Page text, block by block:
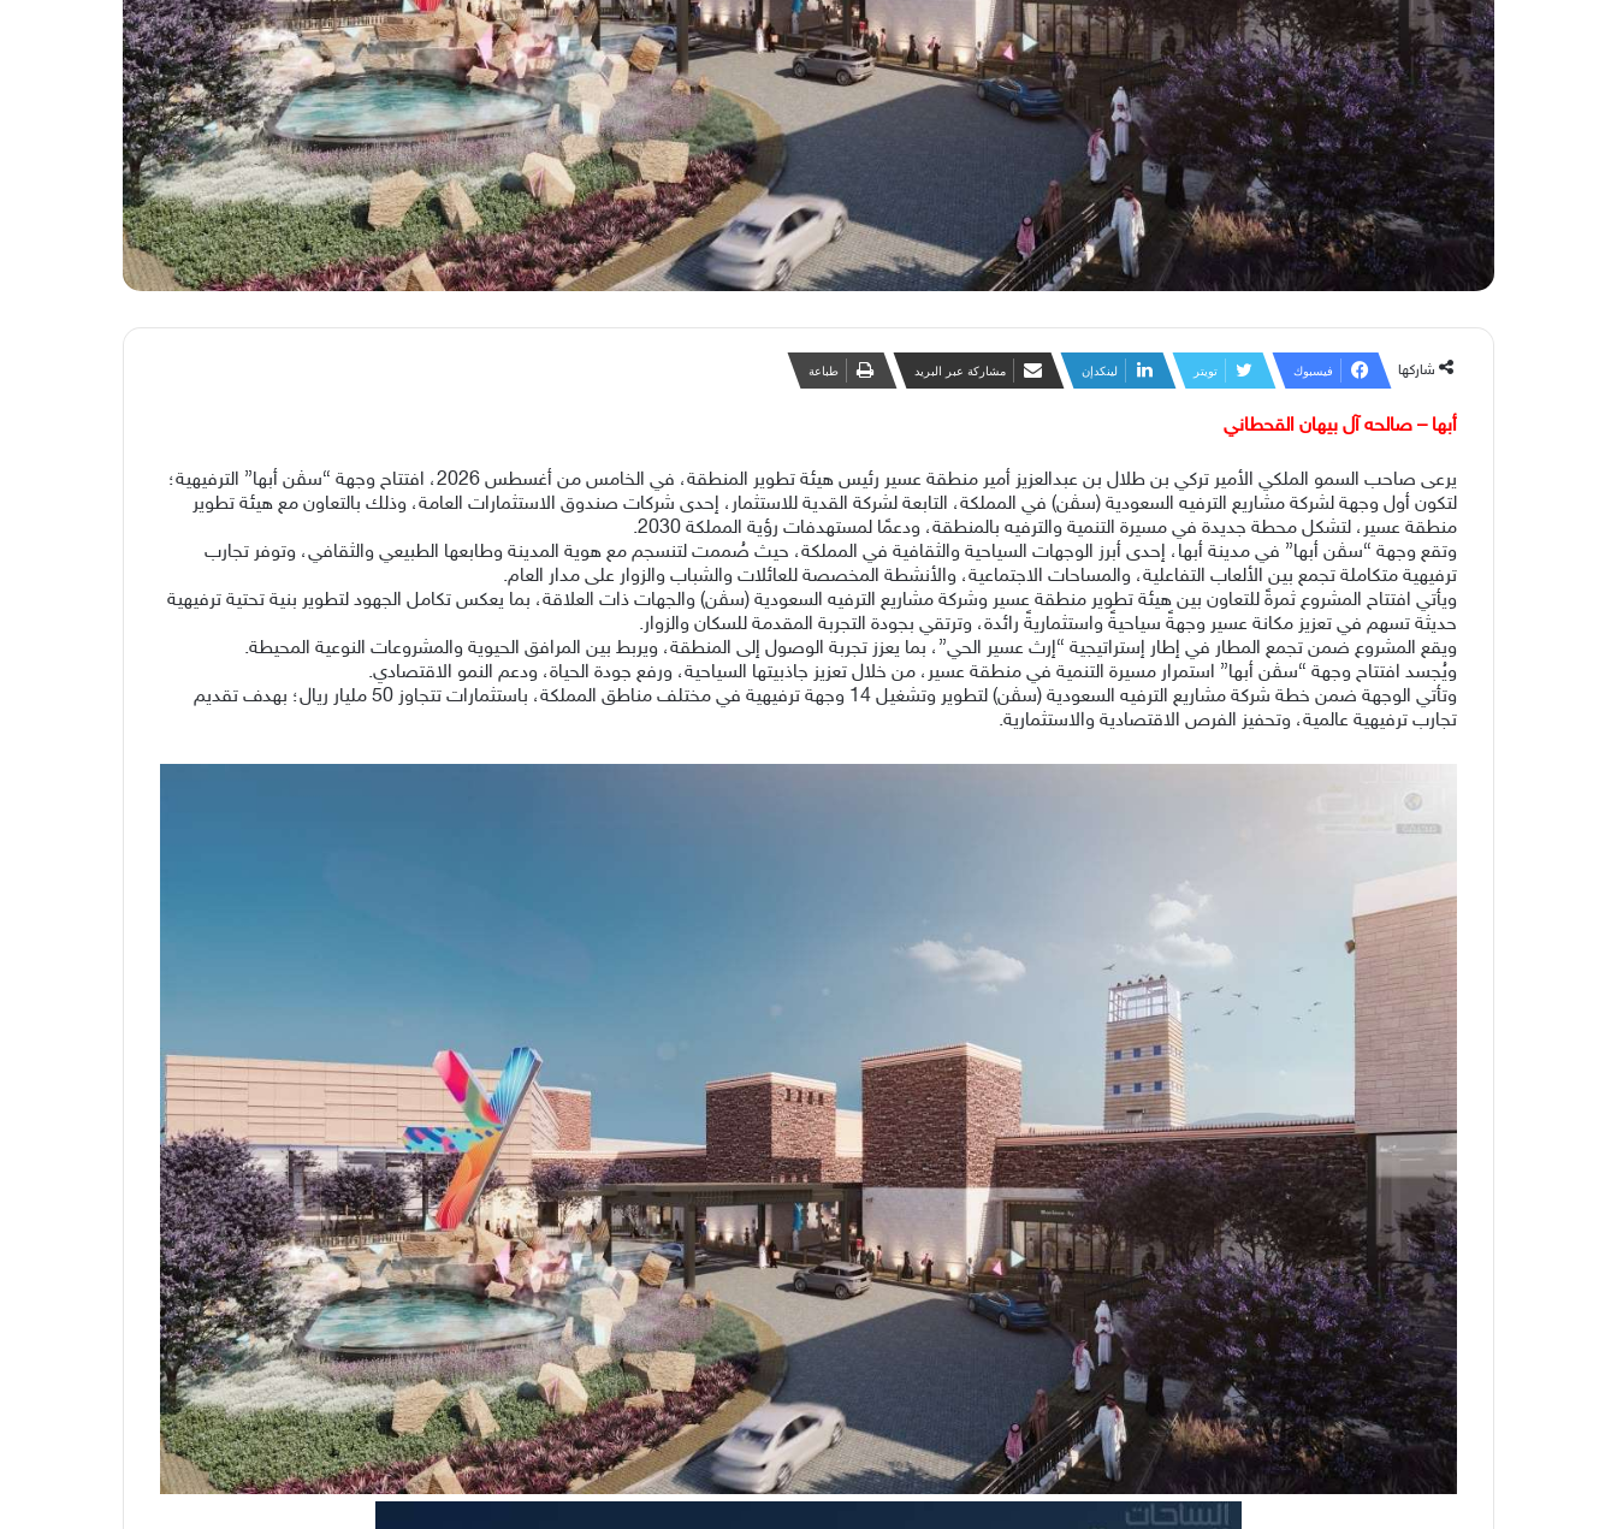
شاركها فيسبوك تويتر لينكدإن مشاركة عبر البريد طباعة
أبها – صالحه آل بيهان القحطاني
يرعى صاحب السمو الملكي الأمير تركي بن طلال بن عبدالعزيز أمير منطقة عسير رئيس هيئة تطوير المنطقة، في الخامس من أغسطس 2026، افتتاح وجهة “سڤن أبها” الترفيهية؛
لتكون أول وجهة لشركة مشاريع الترفيه السعودية (سڤن) في المملكة، التابعة لشركة القدية للاستثمار، إحدى شركات صندوق الاستثمارات العامة، وذلك بالتعاون مع هيئة تطوير
منطقة عسير، لتشكل محطة جديدة في مسيرة التنمية والترفيه بالمنطقة، ودعمًا لمستهدفات رؤية المملكة 2030.
وتقع وجهة “سڤن أبها” في مدينة أبها، إحدى أبرز الوجهات السياحية والثقافية في المملكة، حيث صُممت لتنسجم مع هوية المدينة وطابعها الطبيعي والثقافي، وتوفر تجارب
ترفيهية متكاملة تجمع بين الألعاب التفاعلية، والمساحات الاجتماعية، والأنشطة المخصصة للعائلات والشباب والزوار على مدار العام.
ويأتي افتتاح المشروع ثمرةً للتعاون بين هيئة تطوير منطقة عسير وشركة مشاريع الترفيه السعودية (سڤن) والجهات ذات العلاقة، بما يعكس تكامل الجهود لتطوير بنية تحتية ترفيهية
حديثة تسهم في تعزيز مكانة عسير وجهةً سياحيةً واستثماريةً رائدة، وترتقي بجودة التجربة المقدمة للسكان والزوار.
ويقع المشروع ضمن تجمع المطار في إطار إستراتيجية “إرث عسير الحي”، بما يعزز تجربة الوصول إلى المنطقة، ويربط بين المرافق الحيوية والمشروعات النوعية المحيطة.
ويُجسد افتتاح وجهة “سڤن أبها” استمرار مسيرة التنمية في منطقة عسير، من خلال تعزيز جاذبيتها السياحية، ورفع جودة الحياة، ودعم النمو الاقتصادي.
وتأتي الوجهة ضمن خطة شركة مشاريع الترفيه السعودية (سڤن) لتطوير وتشغيل 14 وجهة ترفيهية في مختلف مناطق المملكة، باستثمارات تتجاوز 50 مليار ريال؛ بهدف تقديم
تجارب ترفيهية عالمية، وتحفيز الفرص الاقتصادية والاستثمارية.